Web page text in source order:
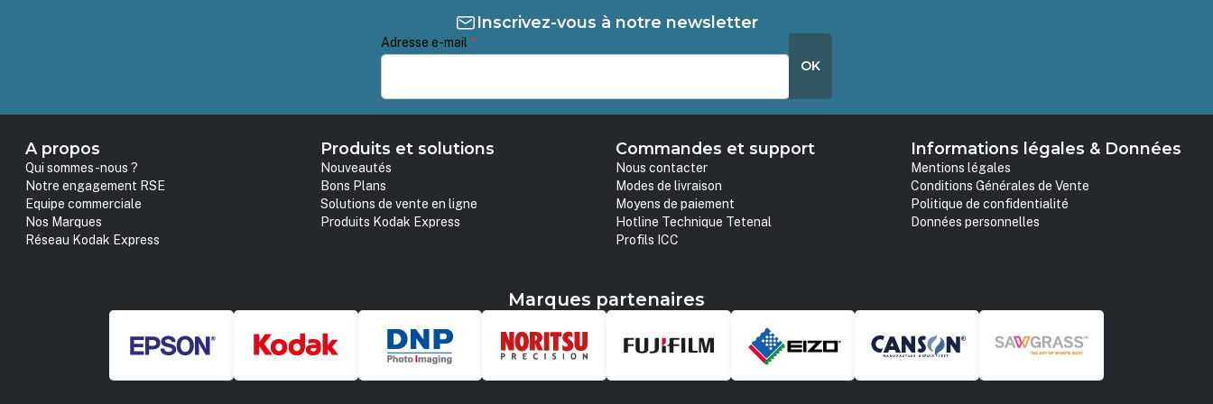
Inscrivez-vous à notre newsletter
Adresse e-mail *
OK
A propos
Qui sommes-nous ?
Notre engagement RSE
Equipe commerciale
Nos Marques
Réseau Kodak Express
Produits et solutions
Nouveautés
Bons Plans
Solutions de vente en ligne
Produits Kodak Express
Commandes et support
Nous contacter
Modes de livraison
Moyens de paiement
Hotline Technique Tetenal
Profils ICC
Informations légales & Données
Mentions légales
Conditions Générales de Vente
Politique de confidentialité
Données personnelles
Marques partenaires